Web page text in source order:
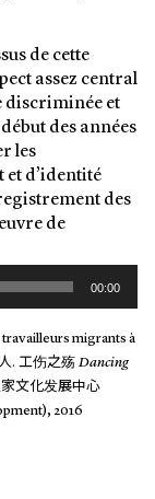
de cette
assez central
discriminée et
des années
les
et d’identité
des
de
00:00
migrants à
. 工伤之殇 Dancing
文化发展中心
2016